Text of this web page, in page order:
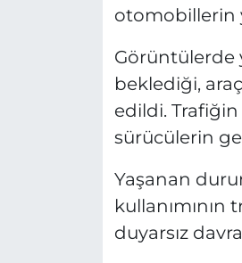
otomobillerin
Görüntülerde
beklediği,
edildi.
sürücülerin
Yaşanan
kullanımının
duyarsız